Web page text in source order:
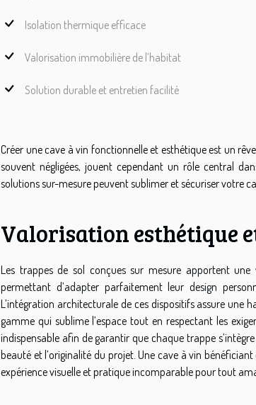
Isolation thermique efficace
Valorisation immobilière de l’habitat
Solution durable et entretien facilité
Créer une cave à vin fonctionnelle et esthétique est un
souvent négligées, jouent cependant un rôle central
solutions sur-mesure peuvent sublimer et sécuriser votre
Valorisation esthétique
Les trappes de sol conçues sur mesure apportent
permettant d’adapter parfaitement leur design
L’intégration architecturale de ces dispositifs assure une
gamme qui sublime l’espace tout en respectant les
indispensable afin de garantir que chaque trappe
beauté et l’originalité du projet. Une cave à vin
expérience visuelle et pratique incomparable pour tout